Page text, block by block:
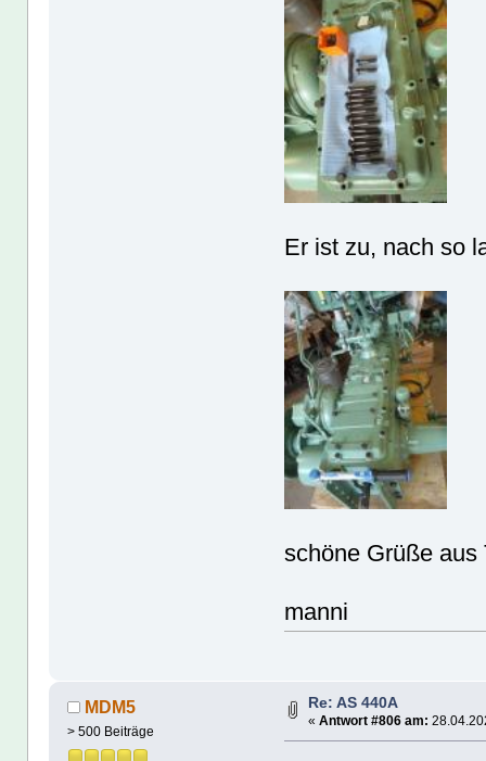
Er ist zu, nach so
schöne Grüße aus
manni
MDM5
> 500 Beiträge
Re: AS 440A
« Antwort #806 am: